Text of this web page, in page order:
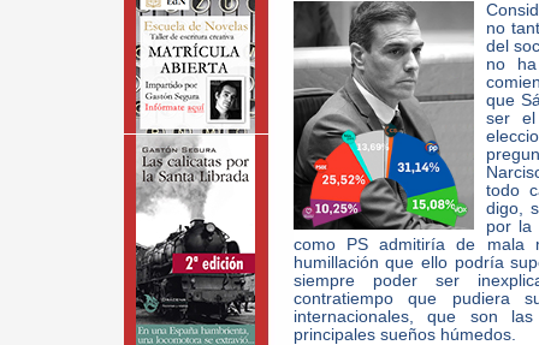
no
del
no
que
ser
todo
digo,
por la
como PS admitiría de mala
humillación que ello podría
siempre poder ser
contratiempo que pudiera
internacionales, que son
principales sueños húmedos.